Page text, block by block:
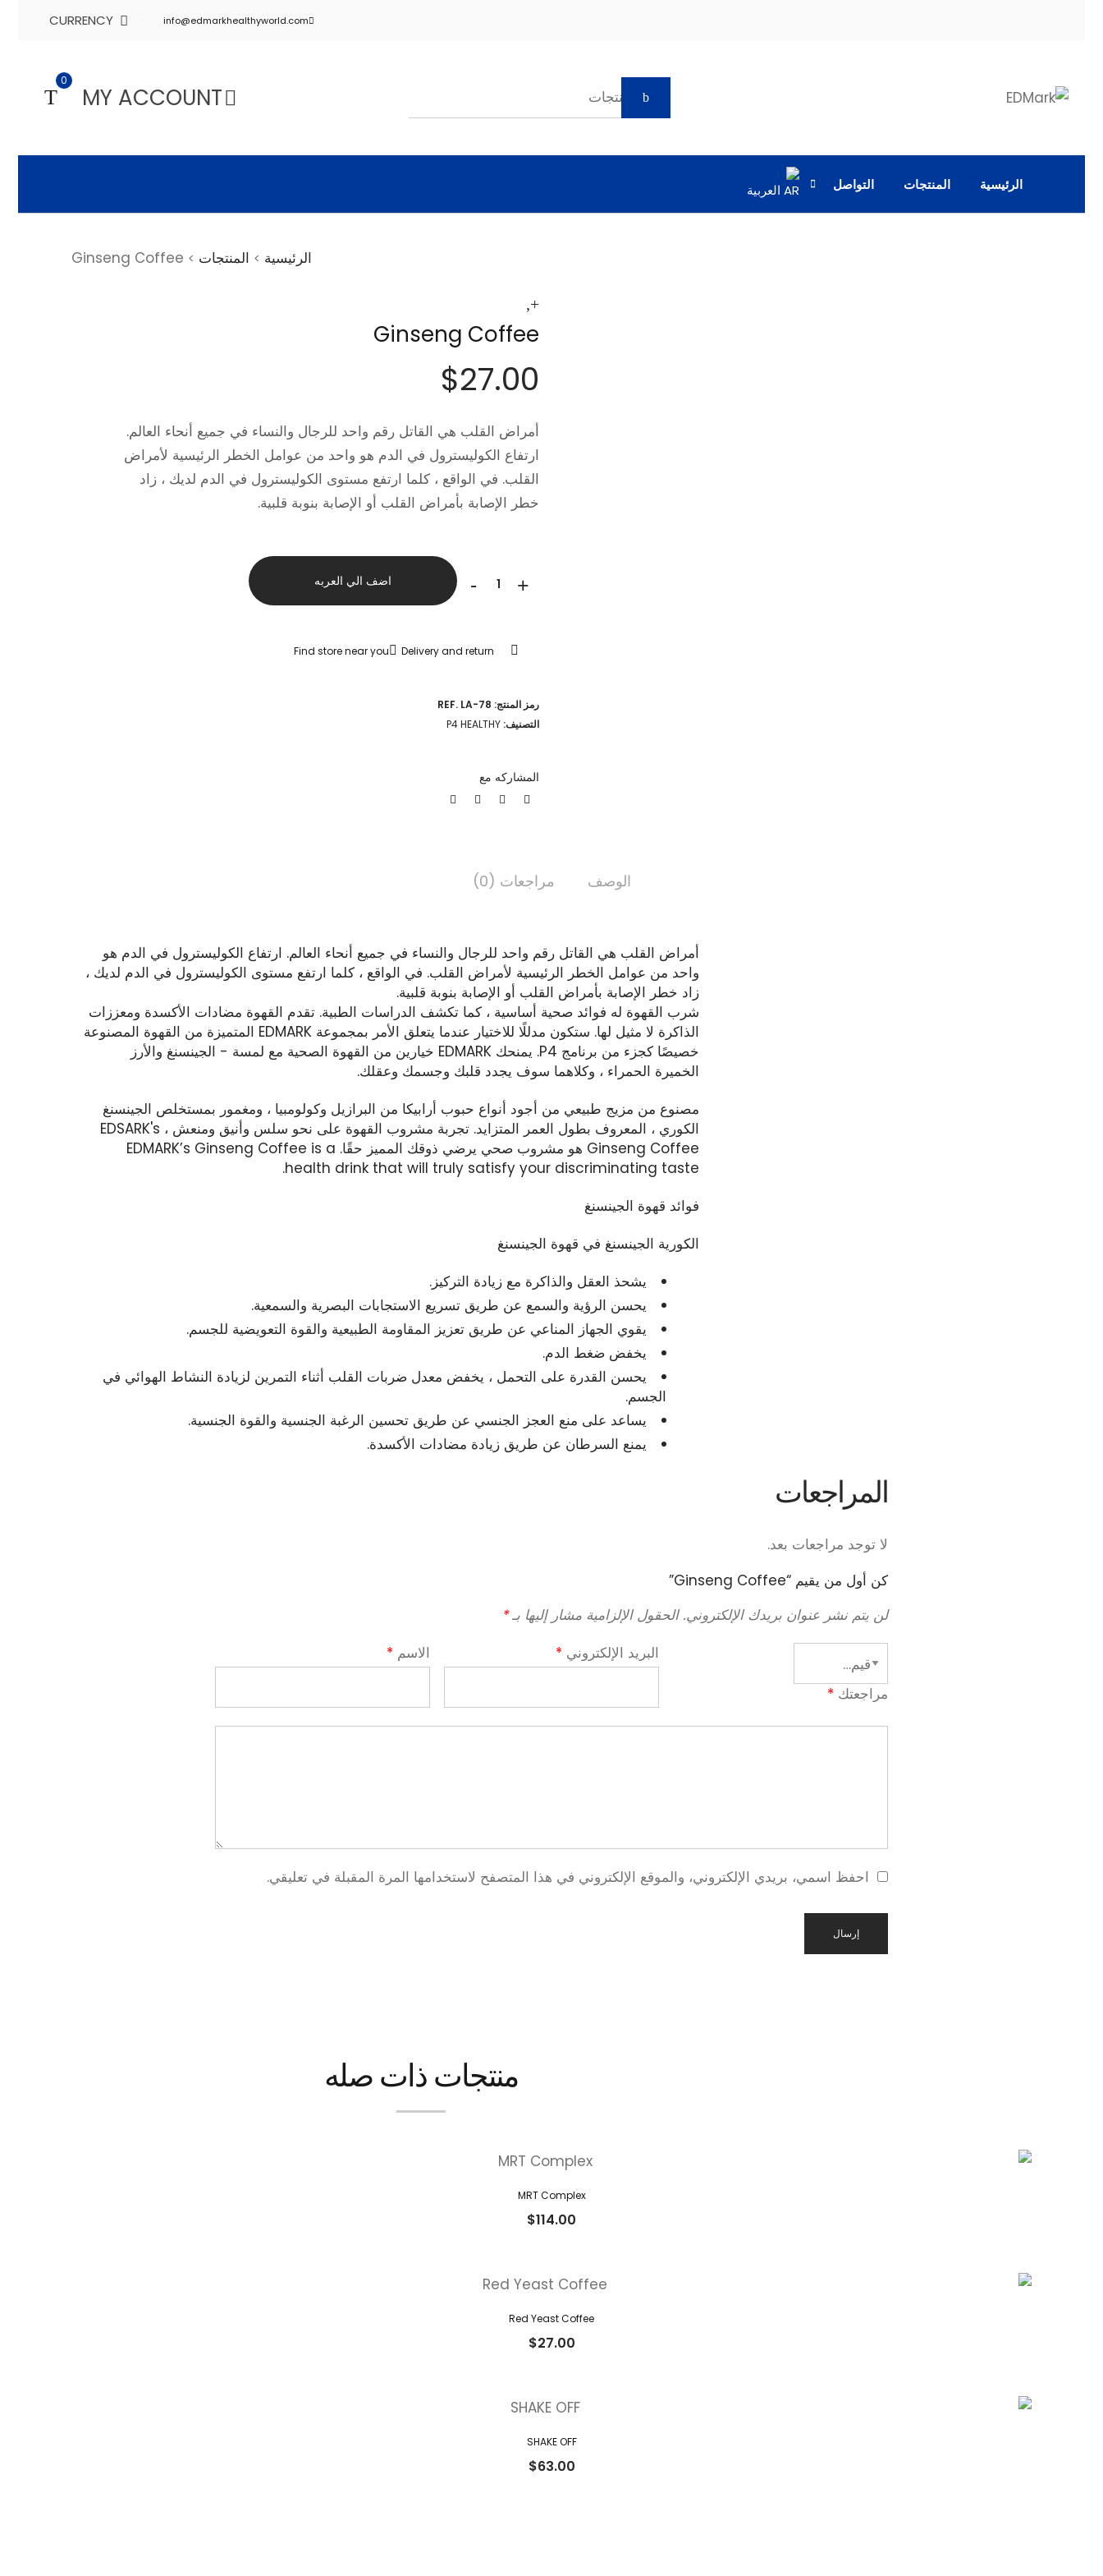
info@edmarkhealthyworld.com
CURRENCY
MY ACCOUNT
0
الرئيسية المنتجات التواصل العربية
الرئيسية > المنتجات >
Ginseng Coffee
Ginseng Coffee
$27.00
أمراض القلب هي القاتل رقم واحد للرجال والنساء في جميع أنحاء العالم.
ارتفاع الكوليسترول في الدم هو واحد من عوامل الخطر الرئيسية لأمراض
القلب. في الواقع ، كلما ارتفع مستوى الكوليسترول في الدم لديك ، زاد
خطر الإصابة بأمراض القلب أو الإصابة بنوبة قلبية.
-
Ginseng
+ اضف الي العربه
Find store near you Delivery and return
رمز المنتج: REF. LA-78
التصنيف: P4 HEALTHY
المشاركه مع
الوصف مراجعات (0)
أمراض القلب هي القاتل رقم واحد للرجال والنساء في جميع أنحاء العالم. ارتفاع الكوليسترول في الدم هو
واحد من عوامل الخطر الرئيسية لأمراض القلب. في الواقع ، كلما ارتفع مستوى الكوليسترول في الدم لديك ،
زاد خطر الإصابة بأمراض القلب أو الإصابة بنوبة قلبية.
شرب القهوة له فوائد صحية أساسية ، كما تكشف الدراسات الطبية. تقدم القهوة مضادات الأكسدة ومعززات
الذاكرة لا مثيل لها. ستكون مدللًا للاختيار عندما يتعلق الأمر بمجموعة EDMARK المتميزة من القهوة المصنوعة
خصيصًا كجزء من برنامج P4. يمنحك EDMARK خيارين من القهوة الصحية مع لمسة - الجينسنغ والأرز
الخميرة الحمراء ، وكلاهما سوف يجدد قلبك وجسمك وعقلك.
مصنوع من مزيج طبيعي من أجود أنواع حبوب أرابيكا من البرازيل وكولومبيا ، ومغمور بمستخلص الجينسنغ
الكوري ، المعروف بطول العمر المتزايد. تجربة مشروب القهوة على نحو سلس وأنيق ومنعش ، EDSARK's
Ginseng Coffee هو مشروب صحي يرضي ذوقك المميز حقًا.
EDMARK’s Ginseng Coffee is a
health drink that will truly satisfy your discriminating taste.
فوائد قهوة الجينسنغ
الكورية الجينسنغ في قهوة الجينسنغ
يشحذ العقل والذاكرة مع زيادة التركيز.
يحسن الرؤية والسمع عن طريق تسريع الاستجابات البصرية والسمعية.
يقوي الجهاز المناعي عن طريق تعزيز المقاومة الطبيعية والقوة التعويضية للجسم.
يخفض ضغط الدم.
يحسن القدرة على التحمل ، يخفض معدل ضربات القلب أثناء التمرين لزيادة النشاط الهوائي في
الجسم.
يساعد على منع العجز الجنسي عن طريق تحسين الرغبة الجنسية والقوة الجنسية.
يمنع السرطان عن طريق زيادة مضادات الأكسدة.
المراجعات
لا توجد مراجعات بعد.
كن أول من يقيم “Ginseng Coffee”
لن يتم نشر عنوان بريدك الإلكتروني. الحقول الإلزامية مشار إليها بـ*
الاسم * البريد الإلكتروني *
مراجعتك *
احفظ اسمي، بريدي الإلكتروني، والموقع الإلكتروني في هذا المتصفح لاستخدامها المرة المقبلة في تعليقي.
منتجات ذات صله
MRT Complex
$114.00
Red Yeast Coffee
$27.00
SHAKE OFF
$63.00